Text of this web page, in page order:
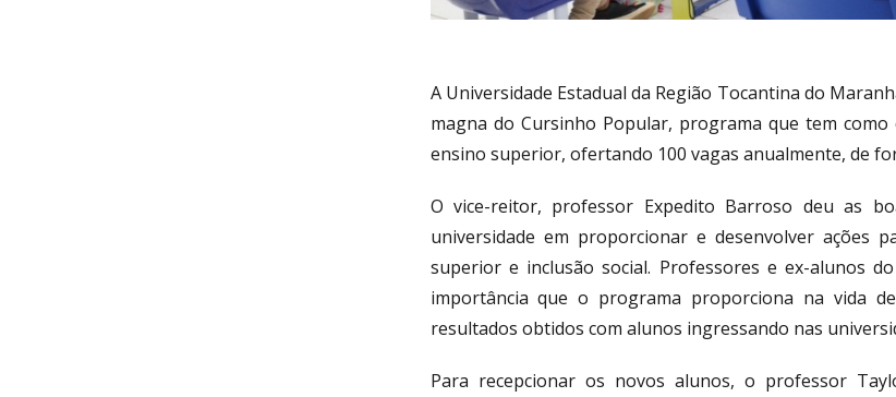
A Universidade Estadual da Região Tocantina do
magna do Cursinho Popular, programa que tem
ensino superior, ofertando 100 vagas anualmente, de
O vice-reitor, professor Expedito Barroso deu as
universidade em proporcionar e desenvolver ações
superior e inclusão social. Professores e ex-alunos
importância que o programa proporciona na vida
resultados obtidos com alunos ingressando nas
Para recepcionar os novos alunos, o professor